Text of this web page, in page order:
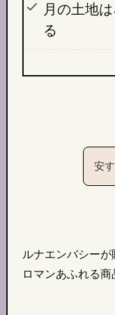
月の土地
る
安
ルナエンバシー
ロマンあふれる商